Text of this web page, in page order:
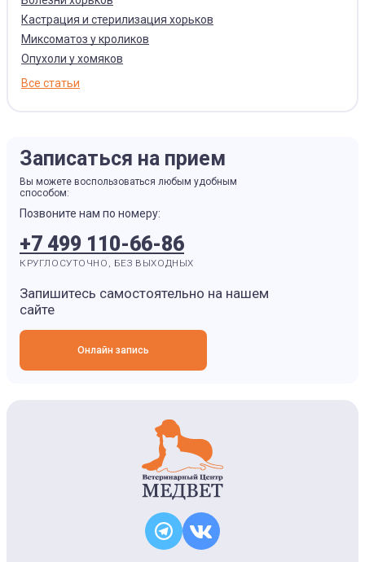
Кастрация и стерилизация хорьков
Миксоматоз у кроликов
Опухоли у хомяков
Все статьи
Записаться на прием
Вы можете воспользоваться любым удобным
способом:
Позвоните нам по номеру:
+7 499 110-66-86
КРУГЛОСУТОЧНО, БЕЗ ВЫХОДНЫХ
Запишитесь самостоятельно на нашем
сайте
Онлайн запись